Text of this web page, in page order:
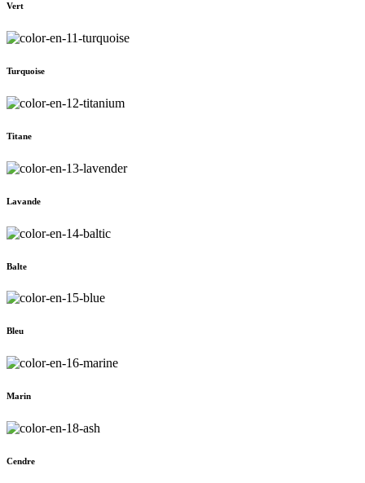
Vert
Turquoise
Titane
Lavande
Balte
Bleu
Marin
Cendre